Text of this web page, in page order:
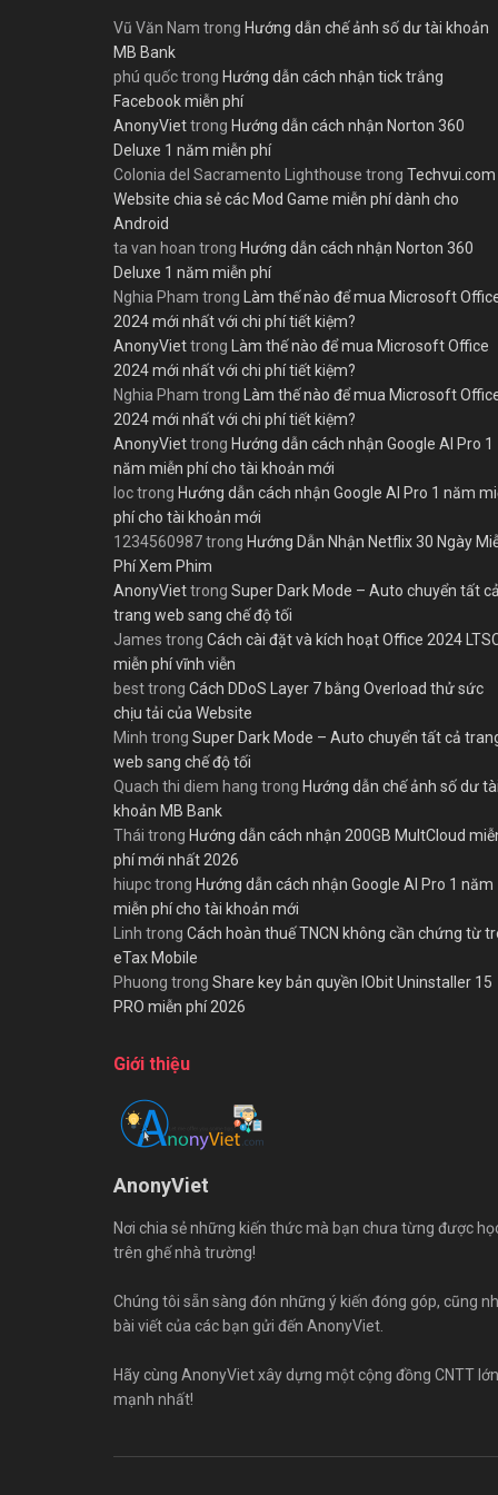
Vũ Văn Nam trong Hướng dẫn chế ảnh số dư tài khoản
MB Bank
phú quốctrong Hướng dẫn cách nhận tick trắng
Facebook miễn phí
AnonyViettrong Hướng dẫn cách nhận Norton 360
Deluxe 1 năm miễn phí
Colonia del Sacramento Lighthouse trong Techvui.com
Website chia sẻ các Mod Game miễn phí dành cho
Android
ta van hoan trong Hướng dẫn cách nhận Norton 360
Deluxe 1 năm miễn phí
Nghia Pham trong Làm thế nào để mua Microsoft
2024 mới nhất với chi phí tiết kiệm?
AnonyViettrong Làm thế nào để mua Microsoft Office
2024 mới nhất với chi phí tiết kiệm?
Nghia Pham trong Làm thế nào để mua Microsoft
2024 mới nhất với chi phí tiết kiệm?
AnonyViettrong Hướng dẫn cách nhận Google AI Pro 1
năm miễn phí cho tài khoản mới
loctrong Hướng dẫn cách nhận Google AI Pro 1 năm
phí cho tài khoản mới
1234560987trong Hướng Dẫn Nhận Netflix 30 Ngày
Phí Xem Phim
AnonyViettrong Super Dark Mode – Auto chuyển tất cả
trang web sang chế độ tối
James trong Cách cài đặt và kích hoạt Office 2024
miễn phí vĩnh viễn
besttrong Cách DDoS Layer 7 bằng Overload thử sức
chịu tải của Website
Minh trong Super Dark Mode – Auto chuyển tất cả
web sang chế độ tối
Quach thi diem hang trong Hướng dẫn chế ảnh số dư tài
khoản MB Bank
Thái trong Hướng dẫn cách nhận 200GB MultCloud
phí mới nhất 2026
hiupctrong Hướng dẫn cách nhận Google AI Pro 1 năm
miễn phí cho tài khoản mới
Linh trong Cách hoàn thuế TNCN không cần chứng từ
eTax Mobile
Phuong trong Share key bản quyền IObit Uninstaller 15
PRO miễn phí 2026
Giới thiệu
AnonyViet
Nơi chia sẻ những kiến thức mà bạn chưa từng được
trên ghế nhà trường!
Chúng tôi sẵn sàng đón những ý kiến đóng góp, cũng
bài viết của các bạn gửi đến AnonyViet.
Hãy cùng AnonyViet xây dựng một cộng đồng CNTT lớn
mạnh nhất!